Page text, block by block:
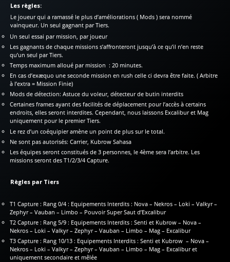
Les règles:
Le joueur qui a ramassé le plus d’améliorations ( Mods ) sera nommé
vainqueur. Un seul gagnant par Tiers.
Un seul essai par mission, par joueur
Les gagnants de chaque missions s’affronteront jusqu’à ce qu’il n’en reste
qu’un seul par Tiers.
Temps maximum alloué par mission : 20 minutes.
En cas d’exæquo une seconde mission en rush celle ci devra être faite. ( Arbitre
à l’extra = Mission Finie)
Mods de détection: Astuce du voleur, détecteur de butin interdits
Certaines frames ayant des facilités de déplacement pour l’accès à certains
endroits, elles seront interdites. Cependant, nous laissons Excalibur et Mag
uniquement pour le premier Tiers.
Le rez d’un coéquipier amène un point de plus sur le total.
Ne sont pas autorisés: Carrier, Kubrow Sahasa
Les équipes seront constitués de 3 personnes, le 4ème sera l’arbitre. Les
missions seront des T1/2/3/4 Capture.
Règles par Tiers
T1 Capture : Rang 0/4 : Equipements Interdits : Nova – Nekros – Loki – Valkyr –
Zephyr – Vauban – Limbo – Pouvoir Super Saut d’Excalibur
T2 Capture : Rang 5/9 : Equipements Interdits : Senti et Kubrow – Nova –
Nekros – Loki – Valkyr – Zephyr – Vauban – Limbo – Mag – Excalibur
T3 Capture : Rang 10/13 : Equipements Interdits : Senti et Kubrow – Nova –
Nekros – Loki – Valkyr – Zephyr – Vauban – Limbo – Mag – Excalibur et
uniquement secondaire et mêlée